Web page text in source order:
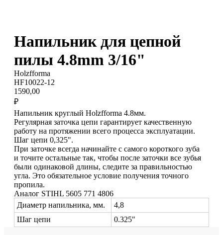
Напильник для цепной
пилы 4.8mm 3/16"
Holzfforma
HF10022-12
1590,00
₽
Напильник круглый Holzfforma 4.8мм .
Регулярная заточка цепи гарантирует качественную
работу на протяжении всего процесса эксплуатации.
Шаг цепи 0,325".
При заточке всегда начинайте с самого короткого зуба
и точите остальные так, чтобы после заточки все зубья
были одинаковой длины, следите за правильностью
угла. Это обязательное условие получения точного
пропила.
Аналог STIHL 5605 771 4806
Диаметр напильника, мм.
4,8
Шаг цепи
0.325"